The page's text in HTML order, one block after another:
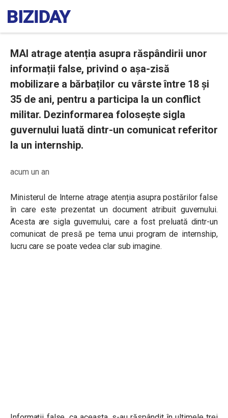
MAI atrage atenția asupra răspândirii unor
informații false, privind o așa-zisă
mobilizare a bărbaților cu vârste între 18 și
35 de ani, pentru a participa la un conflict
militar. Dezinformarea folosește sigla
guvernului luată dintr-un comunicat referitor
la un internship.
acum un an
Ministerul de Interne atrage atenția asupra postărilor false
în care este prezentat un document atribuit guvernului.
Acesta are sigla guvernului, care a fost preluată dintr-un
comunicat de presă pe tema unui program de internship,
lucru care se poate vedea clar sub imagine.